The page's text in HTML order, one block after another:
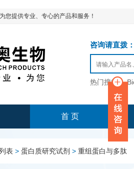
您提供专业、专心的产品和服务！
咨询请直拨
热门搜索：
首 页
表 > 蛋白质研究试剂 > 重组蛋白与多肽